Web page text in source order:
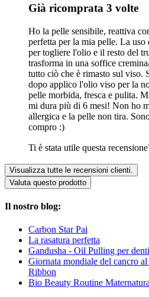
Già ricomprata 3 volte
Ho la pelle sensibile, reattiva
perfetta per la mia pelle. La uso
per togliere l'olio e il resto del
trasforma in una soffice
tutto ciò che è rimasto sul viso.
dopo applico l'olio viso per la
pelle morbida, fresca e pulita.
mi dura più di 6 mesi! Non ho
allergica e la pelle non tira.
compro :)
Ti è stata utile questa
Visualizza tutte le recensioni clienti.
Valuta questo prodotto
Il nostro blog:
Carbon Star Pai
La rasatura perfetta
Gandusha - Oil Pulling per
Giornata mondiale del cancro
Ribbon
Bio Beauty Routine Maternatura